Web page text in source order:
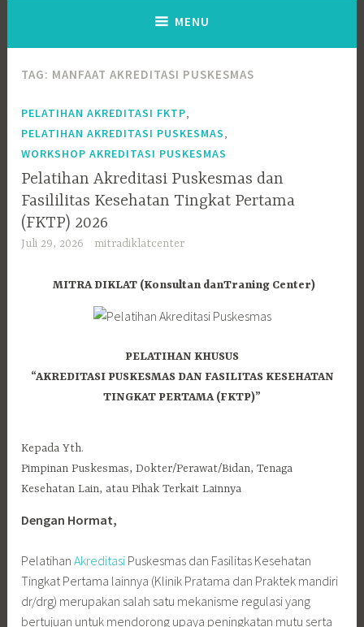
MENU
TAG: MANFAAT AKREDITASI PUSKESMAS
PELATIHAN AKREDITASI FKTP
PELATIHAN AKREDITASI PUSKESMAS
WORKSHOP AKREDITASI PUSKESMAS
Pelatihan Akreditasi Puskesmas dan
Fasililitas Kesehatan Tingkat Pertama
(FKTP) 2026
Juli 29, 2026 mitradiklatcenter
MITRA DIKLAT (Konsultan danTraning Center)
PELATIHAN KHUSUS
“AKREDITASI PUSKESMAS DAN FASILITAS KESEHATAN
TINGKAT PERTAMA (FKTP)”
Kepada Yth.
Pimpinan Puskesmas, Dokter/Perawat/Bidan, Tenaga
Kesehatan Lain, atau Pihak Terkait Lainnya
Dengan Hormat,
PelatihanAkreditasi Puskesmas dan Fasilitas Kesehatan
Tingkat Pertama lainnya (Klinik Pratama dan Praktek mandiri
dr/drg) merupakan salah satu mekanisme regulasi yang
bertujuan untuk mendorong upaya peningkatan mutu serta